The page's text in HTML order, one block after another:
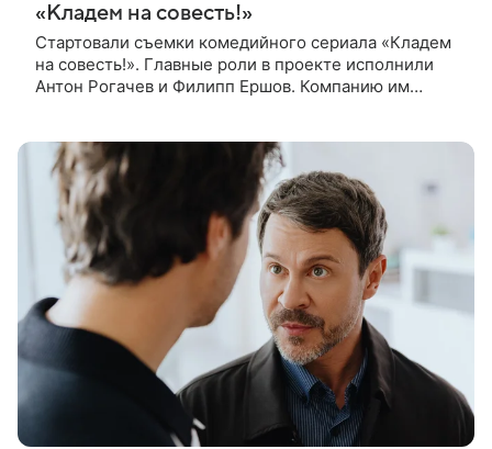
«Кладем на совесть!»
Стартовали съемки комедийного сериала «Кладем
на совесть!». Главные роли в проекте исполнили
Антон Рогачев и Филипп Ершов. Компанию им